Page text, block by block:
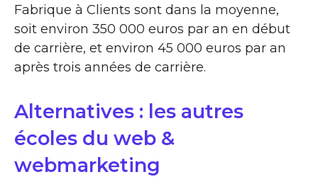
Fabrique à Clients sont dans la moyenne,
soit environ 350 000 euros par an en début
de carrière, et environ 45 000 euros par an
après trois années de carrière.
Alternatives : les autres
écoles du web &
webmarketing